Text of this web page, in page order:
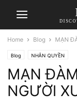
Home Blog MẠN
Blog NHÂN QUYỀN
MẠN
NGƯỜI